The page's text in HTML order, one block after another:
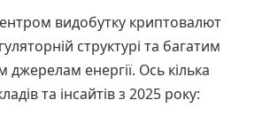
видобутку криптовалют
структурі та багатим
енергії. Ось кілька
та інсайтів з 2025 року: